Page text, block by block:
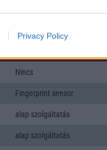
Privacy Policy
25W-os gyorstöltés
Nincs
Fingerprint sensor
alap szolgáltatás
alap szolgáltatás